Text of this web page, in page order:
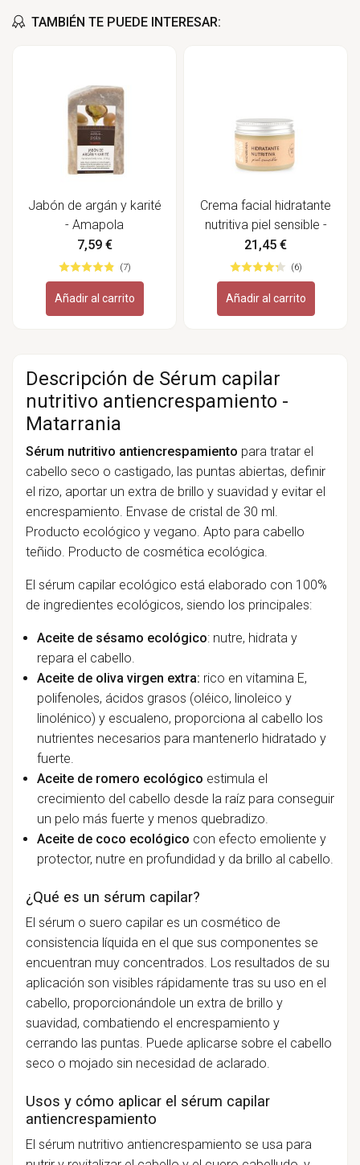
TAMBIÉN TE PUEDE INTERESAR:
Jabón de argán y karité
- Amapola
Biocosmetics
7,59 €
(7)
Añadir al carrito
Crema facial hidratante
nutritiva piel sensible -
Matarrania
21,45 €
(6)
Añadir al carrito
Descripción de Sérum capilar
nutritivo antiencrespamiento -
Matarrania
Sérum nutritivo antiencrespamiento para tratar el
cabello seco o castigado, las puntas abiertas, definir
el rizo, aportar un extra de brillo y suavidad y evitar el
encrespamiento. Envase de cristal de 30 ml.
Producto ecológico y vegano. Apto para cabello
teñido. Producto de cosmética ecológica.
El sérum capilar ecológico está elaborado con 100%
de ingredientes ecológicos, siendo los principales:
Aceite de sésamo ecológico: nutre, hidrata y
repara el cabello.
Aceite de oliva virgen extra: rico en vitamina E,
polifenoles, ácidos grasos (oléico, linoleico y
linolénico) y escualeno, proporciona al cabello los
nutrientes necesarios para mantenerlo hidratado y
fuerte.
Aceite de romero ecológico estimula el
crecimiento del cabello desde la raíz para conseguir
un pelo más fuerte y menos quebradizo.
Aceite de coco ecológico con efecto emoliente y
protector, nutre en profundidad y da brillo al cabello.
¿Qué es un sérum capilar?
El sérum o suero capilar es un cosmético de
consistencia líquida en el que sus componentes se
encuentran muy concentrados. Los resultados de su
aplicación son visibles rápidamente tras su uso en el
cabello, proporcionándole un extra de brillo y
suavidad, combatiendo el encrespamiento y
cerrando las puntas. Puede aplicarse sobre el cabello
seco o mojado sin necesidad de aclarado.
Usos y cómo aplicar el sérum capilar
antiencrespamiento
El sérum nutritivo antiencrespamiento se usa para